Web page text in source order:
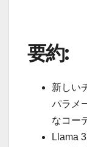
要約:
新しい
パラメ
なコー
Llama